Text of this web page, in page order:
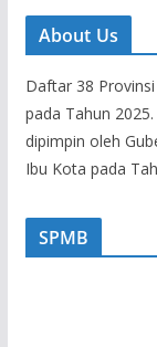
About Us
Daftar 38
pada Tahun
dipimpin oleh
Ibu Kota pada
SPMB